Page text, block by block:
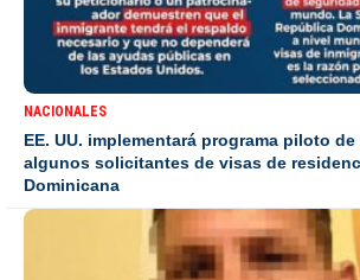
NACIONALES
EE. UU. implementará programa piloto
algunos solicitantes de visas de
Dominicana